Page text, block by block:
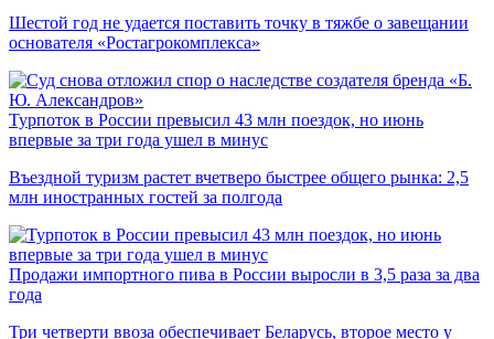
Шестой год не удается поставить точку в тяжбе о завещании
основателя «Ростагрокомплекса»
Турпоток в России превысил 43 млн поездок, но июнь
впервые за три года ушел в минус
Въездной туризм растет вчетверо быстрее общего рынка: 2,5
млн иностранных гостей за полгода
Продажи импортного пива в России выросли в 3,5 раза за два
года
Три четверти ввоза обеспечивает Беларусь, второе место у